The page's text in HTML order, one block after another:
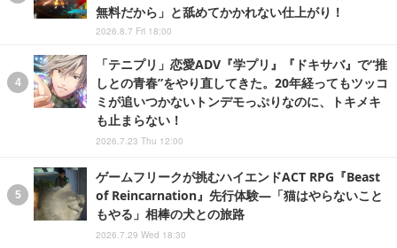
無料だから」と舐めてかかれない仕上がり！
2026.8.7 Fri 18:00
「テニプリ」恋愛ADV『学プリ』『ドキサバ』で“推
しとの青春”をやり直してきた。20年経ってもツッコ
ミが追いつかないトンデモっぷりなのに、トキメキ
も止まらない！
2026.7.23 Thu 12:00
ゲームフリークが挑むハイエンドACT RPG『Beast
of Reincarnation』先行体験―「猫はやらないこと
もやる」相棒の犬との旅路
2026.7.29 Wed 18:30